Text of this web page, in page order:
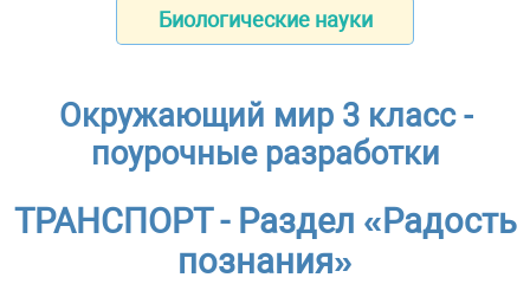
Биологические науки
Окружающий мир 3 класс -
поурочные разработки
ТРАНСПОРТ - Раздел «Радость
познания»